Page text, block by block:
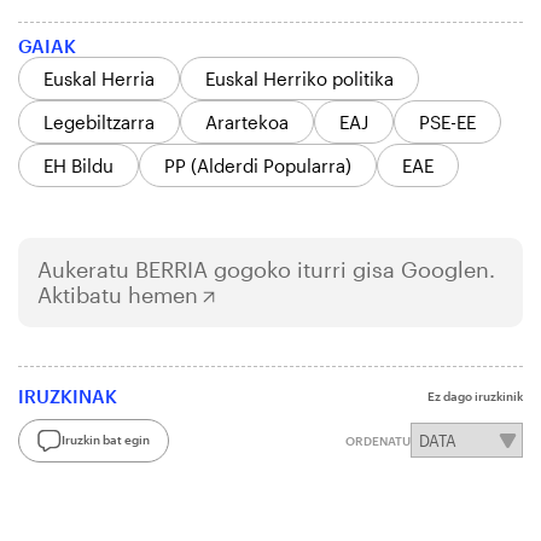
GAIAK
Euskal Herria
Euskal Herriko politika
Legebiltzarra
Arartekoa EAJ
PSE-EE
EH Bildu
PP (Alderdi Popularra) EAE
Aukeratu BERRIA gogoko iturri gisa Googlen.
Aktibatu hemen
IRUZKINAK Ez dago iruzkinik
Iruzkin bat egin ORDENATU